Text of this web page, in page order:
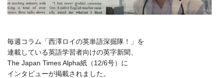
毎週コラム「西澤ロイの英単語深掘隊！」を
連載している英語学習者向けの英字新聞、
The Japan Times Alpha紙（12/6号）に
インタビューが掲載されました。